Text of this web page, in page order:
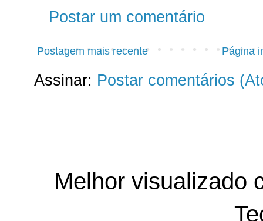
Postar um comentário
Postagem mais recente Página
Assinar: Postar comentários
Melhor visualizado